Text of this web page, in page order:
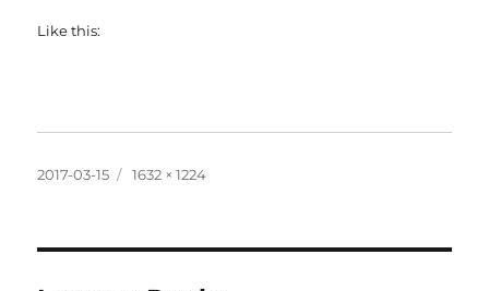
Like this:
Posted
2017-03-15
Full
1632 × 1224